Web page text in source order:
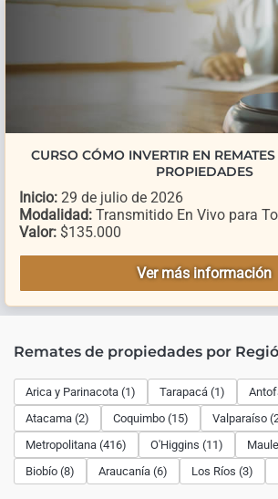
CURSO CÓMO INVERTIR EN
PROPIEDADES
Inicio: 29 de julio de 2026
Modalidad: Transmitido En Vivo para
Valor: $135.000
Ver más información
Remates de propiedades por
Arica y Parinacota (1) Tarapacá (1)
Atacama (2)
Coquimbo (15)
Valparaíso
Metropolitana (416)
O'Higgins (11)
Biobío (8)
Araucanía (6) Los Ríos (3)